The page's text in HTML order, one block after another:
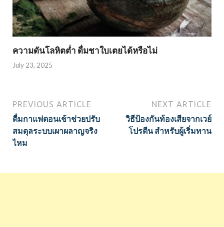
ความดันโลหิตต่ำ ดื่มชาใบเตยได้หรือไม่
July 23, 2025
PREVIOUS ARTICLE
ดื่มกาแฟตอนเช้าช่วยปรับ
สมดุลระบบเผาผลาญจริง
ไหม
NEXT ARTICLE
วิธีป้องกันท้องเสียจากเวย์
โปรตีน สำหรับผู้เริ่มทาน